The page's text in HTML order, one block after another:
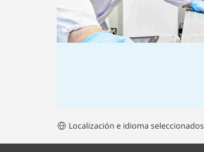
Localización e idioma seleccionados